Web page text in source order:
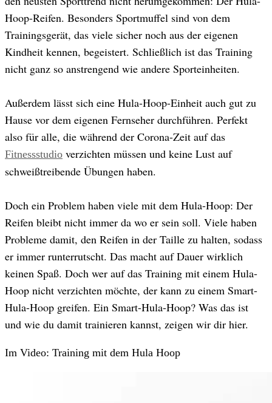
Hoop-Reifen. Besonders Sportmuffel sind von dem
Trainingsgerät, das viele sicher noch aus der eigenen
Kindheit kennen, begeistert. Schließlich ist das Training
nicht ganz so anstrengend wie andere Sporteinheiten.
Außerdem lässt sich eine Hula-Hoop-Einheit auch gut zu
Hause vor dem eigenen Fernseher durchführen. Perfekt
also für alle, die während der Corona-Zeit auf das
Fitnessstudio verzichten müssen und keine Lust auf
schweißtreibende Übungen haben.
Doch ein Problem haben viele mit dem Hula-Hoop: Der
Reifen bleibt nicht immer da wo er sein soll. Viele haben
Probleme damit, den Reifen in der Taille zu halten, sodass
er immer runterrutscht. Das macht auf Dauer wirklich
keinen Spaß. Doch wer auf das Training mit einem Hula-
Hoop nicht verzichten möchte, der kann zu einem Smart-
Hula-Hoop greifen. Ein Smart-Hula-Hoop? Was das ist
und wie du damit trainieren kannst, zeigen wir dir hier.
Im Video: Training mit dem Hula Hoop